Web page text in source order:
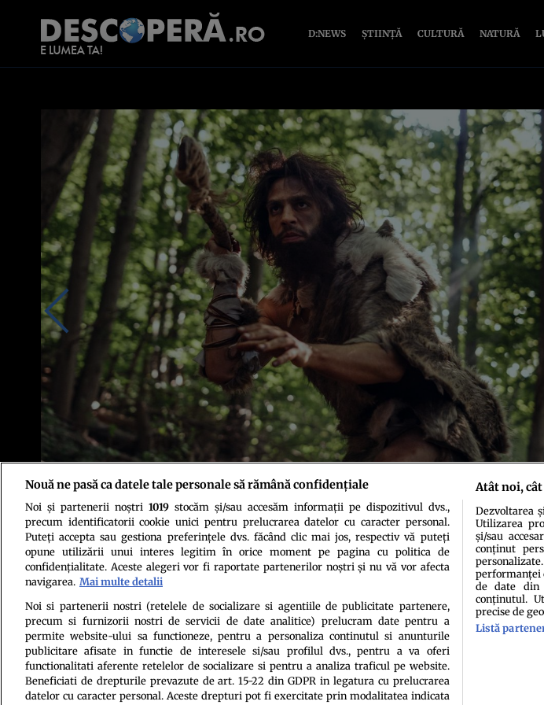
D:NEWS ȘTIINȚĂ CULTURĂ NATURĂ
Foto: Shutterstock
Politica de confidenţialitatePolitica de cookiesTermeni
Nouă ne pasă ca datele tale personale să rămână confidențiale
Noi și partenerii noștri 1019stocăm și/sau accesăm informații pe dispozitivul dvs.,
precum identificatorii cookie unici pentru prelucrarea datelor cu caracter personal.
Puteți accepta sau gestiona preferințele dvs. făcând clic mai jos, respectiv vă puteți
opune utilizării unui interes legitim în orice moment pe pagina cu politica de
confidențialitate. Aceste alegeri vor fi raportate partenerilor noștri și nu vă vor afecta
navigarea. Mai multe detalii
Noi si partenerii nostri (retelele de socializare si agentiile de publicitate partenere,
precum si furnizorii nostri de servicii de date analitice) prelucram date pentru a
permite website-ului sa functioneze, pentru a personaliza continutul si anunturile
publicitare afisate in functie de interesele si/sau profilul dvs., pentru a va oferi
functionalitati aferente retelelor de socializare si pentru a analiza traficul pe website.
Beneficiati de drepturile prevazute de art. 15-22 din GDPR in legatura cu prelucrarea
datelor cu caracter personal. Aceste drepturi pot fi exercitate prin modalitatea indicata
Atât noi,
Dezvoltarea
Utilizarea
și/sau
conținut
performanței
de date din
conținutul.
precise de
Listă